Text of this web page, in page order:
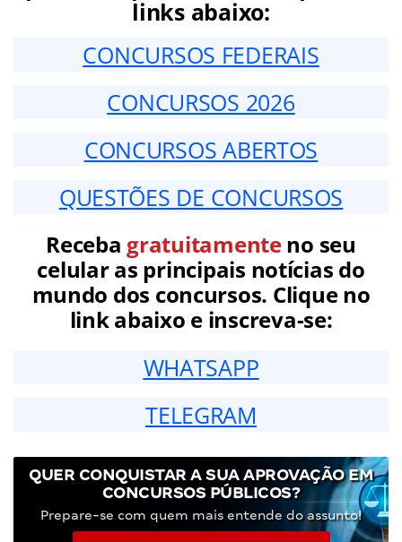
links abaixo:
CONCURSOS FEDERAIS
CONCURSOS 2026
CONCURSOS ABERTOS
QUESTÕES DE CONCURSOS
Receba gratuitamenteno seu
celular as principais notícias do
mundo dos concursos. Clique no
link abaixo e inscreva-se:
WHATSAPP
TELEGRAM
QUER CONQUISTAR A SUA APROVAÇÃO EM
CONCURSOS PÚBLICOS?
Prepare-se com quem mais entende do assunto!